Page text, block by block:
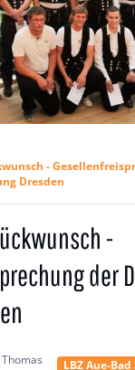
-
Dresden
-
der
Thomas
LBZ Aue-